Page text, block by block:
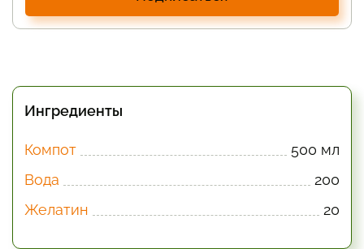
Ингредиенты
Компот
500 мл
Вода
200
Желатин
20